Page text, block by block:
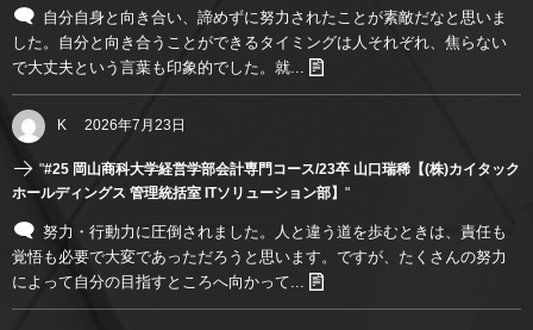
自分自身と向き合い、諦めずに努力されたことが素敵だなと思いま
した。自分と向き合うことができるタイミングは人それぞれ、焦らない
で大丈夫という言葉も印象的でした。就...
K 2026年7月23日
"#25 岡山商科大学経営学部会計専門コース/23卒 山口瑞稀【(株)カイタック
ホールディングス 管理統括室 ITソリューション部】 "
努力・行動力に圧倒されました。人と違う道を歩むときは、責任も
覚悟も必要で大変であっただろうと思います。ですが、たくさんの努力
によって自分の目指すところへ向かって...